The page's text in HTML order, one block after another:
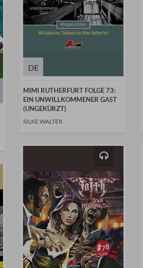
DE
MIMI RUTHERFURT FOLGE 73:
EIN UNWILLKOMMENER GAST
(UNGEKÜRZT)
SILKE WALTER